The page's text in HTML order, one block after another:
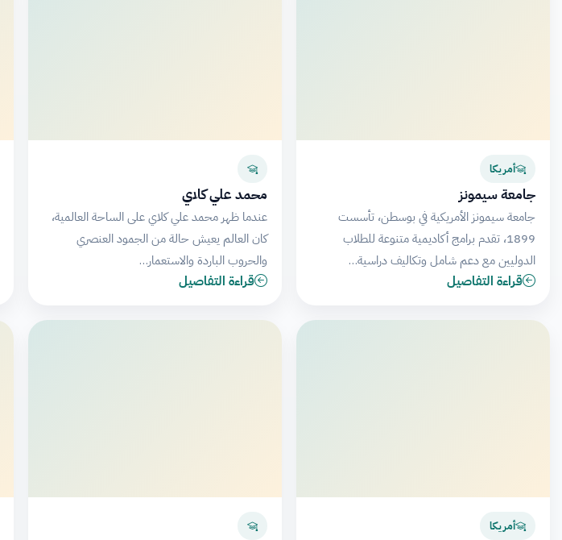
أمريكا
جامعة سيمونز
جامعة سيمونز الأمريكية في بوسطن، تأسست
1899، تقدم برامج أكاديمية متنوعة للطلاب
الدوليين مع دعم شامل وتكاليف دراسية…
قراءة التفاصيل
محمد علي كلاي
عندما ظهر محمد علي كلاي على الساحة العالمية،
كان العالم يعيش حالة من الجمود العنصري
والحروب الباردة والاستعمار…
قراءة التفاصيل
أمريكا